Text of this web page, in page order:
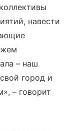
навести
– наш
город и
– говорит